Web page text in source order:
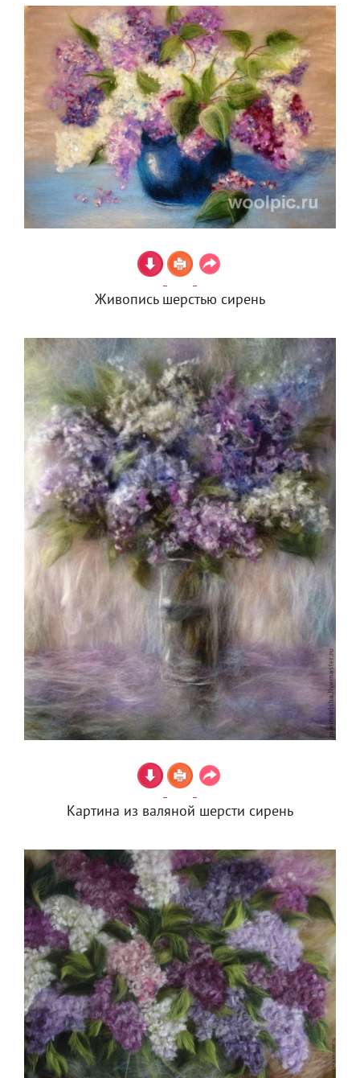
Живопись шерстью сирень
Картина из валяной шерсти сирень